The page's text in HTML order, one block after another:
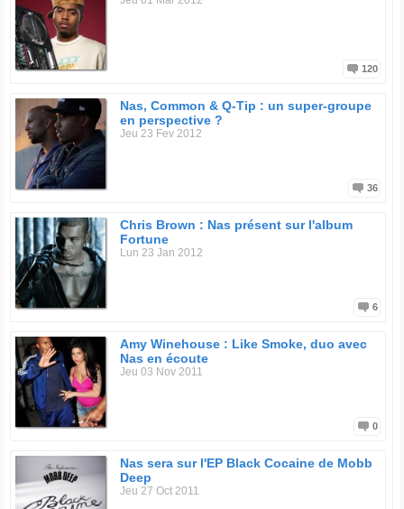
120
Nas, Common & Q-Tip : un super-groupe
en perspective ?
Jeu 23 Fev 2012
36
Chris Brown : Nas présent sur l'album
Fortune
Lun 23 Jan 2012
6
Amy Winehouse : Like Smoke, duo avec
Nas en écoute
Jeu 03 Nov 2011
0
Nas sera sur l'EP Black Cocaine de Mobb
Deep
Jeu 27 Oct 2011